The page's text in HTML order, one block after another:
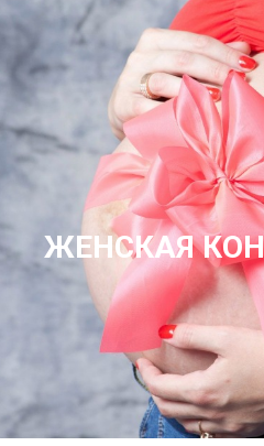
ЖЕНСКАЯ